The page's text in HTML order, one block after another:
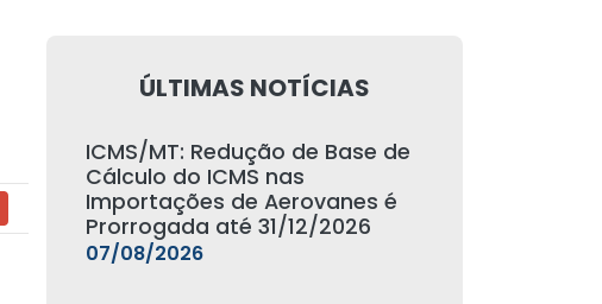
ÚLTIMAS NOTÍCIAS
ICMS/MT: Redução de Base de
Cálculo do ICMS nas
Importações de Aerovanes é
Prorrogada até 31/12/2026
07/08/2026